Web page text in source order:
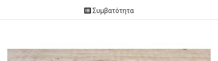
Συμβατότητα